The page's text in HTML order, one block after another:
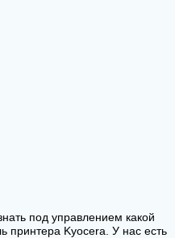
под управлением какой
принтера Kyocera. У нас есть